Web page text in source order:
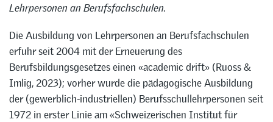
Lehrpersonen an Berufsfachschulen.
Die Ausbildung von Lehrpersonen an Berufsfachschulen
erfuhr seit 2004 mit der Erneuerung des
Berufsbildungsgesetzes einen «academic drift» (Ruoss &
Imlig, 2023); vorher wurde die pädagogische Ausbildung
der (gewerblich-industriellen) Berufsschullehrpersonen seit
1972 in erster Linie am «Schweizerischen Institut für